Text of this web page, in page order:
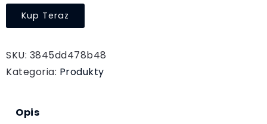
Kup Teraz
SKU: 3845dd478b48
Kategoria: Produkty
Opis